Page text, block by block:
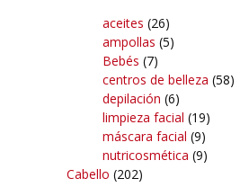
aceites (26)
ampollas (5)
Bebés (7)
centros de belleza (58)
depilación (6)
limpieza facial (19)
máscara facial (9)
nutricosmética (9)
Cabello (202)